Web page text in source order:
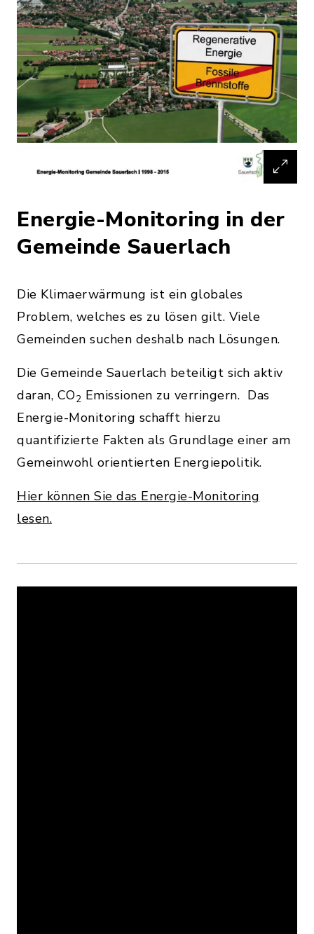
Energie-Monitoring in der
Gemeinde Sauerlach
Die Klimaerwärmung ist ein globales
Problem, welches es zu lösen gilt. Viele
Gemeinden suchen deshalb nach Lösungen.
Die Gemeinde Sauerlach beteiligt sich aktiv
daran, CO2 Emissionen zu verringern. Das
Energie-Monitoring schafft hierzu
quantifizierte Fakten als Grundlage einer am
Gemeinwohl orientierten Energiepolitik.
Hier können Sie das Energie-Monitoring
lesen.